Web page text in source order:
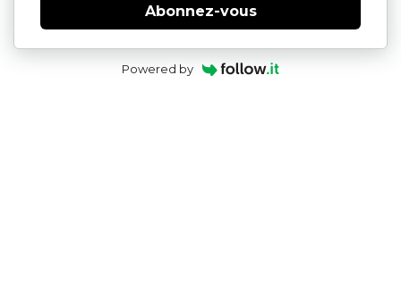
Abonnez-vous
Powered by